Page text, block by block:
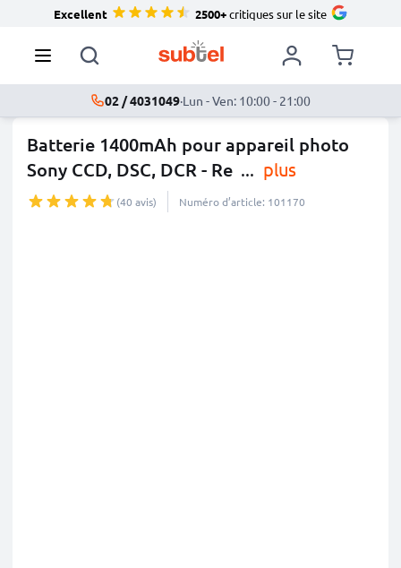
Excellent 2500+critiques sur le site
02 / 4031049·Lun - Ven: 10:00 - 21:00
Batterie 1400mAh pour appareil photo
Sony CCD, DSC, DCR - Re ... plus
(40 avis) Numéro d’article: 101170